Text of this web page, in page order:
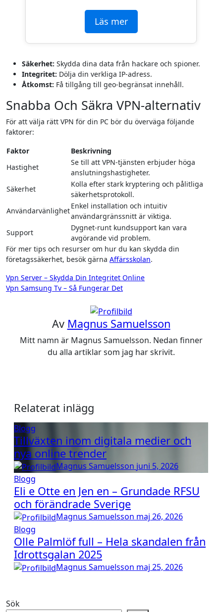
Läs mer
Säkerhet: Skydda dina data från hackare och spioner.
Integritet: Dölja din verkliga IP-adress.
Åtkomst: Få tillgång till geo-begränsat innehåll.
Snabba Och Säkra VPN-alternativ
För att välja rätt VPN för din PC bör du överväga följande
faktorer:
Faktor
Beskrivning
Hastighet
Se till att VPN-tjänsten erbjuder höga
anslutningshastigheter.
Säkerhet
Kolla efter stark kryptering och pålitliga
säkerhetsprotokoll.
Användarvänlighet
Enkel installation och intuitiv
användargränssnitt är viktiga.
Support
Dygnet-runt kundsupport kan vara
avgörande vid problem.
För mer tips och resurser om hur du kan skydda din
företagssäkerhet, besök gärna Affärsskolan.
Inläggsnavigering
Vpn Server – Skydda Din Integritet Online
Vpn Samsung Tv – Så Fungerar Det
Av Magnus Samuelsson
Mitt namn är Magnus Samuelsson. Nedan finner
du alla artiklar som jag har skrivit.
Relaterat inlägg
Blogg
Tillväxten inom digitala medier och
nya online trender
Magnus Samuelsson juni 5, 2026
Blogg
Eli e Otte en Jen en – Grundade RFSU
och förändrade Sverige
Magnus Samuelsson maj 26, 2026
Blogg
Olle Palmlöf full – Hela skandalen från
Idrottsgalan 2025
Magnus Samuelsson maj 25, 2026
Sök